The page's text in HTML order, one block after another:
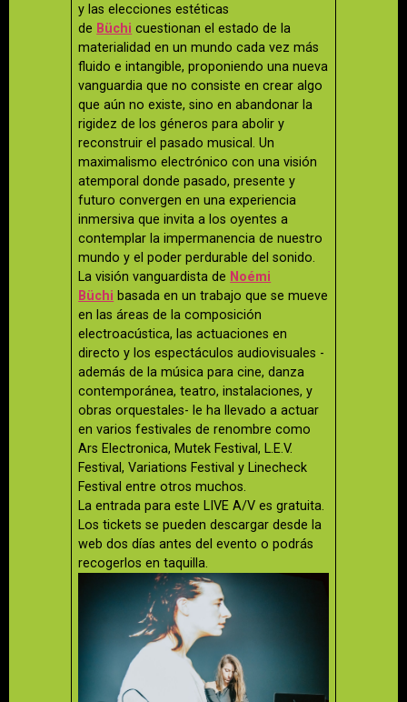
y las elecciones estéticas
de Büchi cuestionan el estado de la
materialidad en un mundo cada vez más
fluido e intangible, proponiendo una nueva
vanguardia que no consiste en crear algo
que aún no existe, sino en abandonar la
rigidez de los géneros para abolir y
reconstruir el pasado musical. Un
maximalismo electrónico con una visión
atemporal donde pasado, presente y
futuro convergen en una experiencia
inmersiva que invita a los oyentes a
contemplar la impermanencia de nuestro
mundo y el poder perdurable del sonido.
La visión vanguardista de Noémi
Büchi basada en un trabajo que se mueve
en las áreas de la composición
electroacústica, las actuaciones en
directo y los espectáculos audiovisuales -
además de la música para cine, danza
contemporánea, teatro, instalaciones, y
obras orquestales- le ha llevado a actuar
en varios festivales de renombre como
Ars Electronica, Mutek Festival, L.E.V.
Festival, Variations Festival y Linecheck
Festival entre otros muchos.
La entrada para este LIVE A/V es gratuita.
Los tickets se pueden descargar desde la
web dos días antes del evento o podrás
recogerlos en taquilla.